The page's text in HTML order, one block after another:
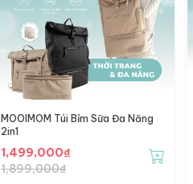
MOOIMOM Túi Bỉm Sữa Đa Năng
2in1
1,499,000₫
1,899,000₫